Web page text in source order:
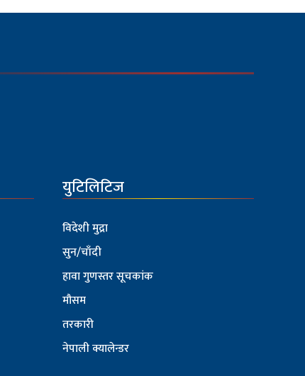
युटिलिटिज
विदेशी मुद्रा
सुन/चाँदी
हावा गुणस्तर सूचकांक
मौसम
तरकारी
नेपाली क्यालेन्डर